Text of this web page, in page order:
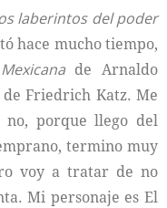
laberintos del poder
hace mucho tiempo,
de Arnaldo
Friedrich Katz. Me
no, porque llego del
termino muy
voy a tratar de no
Mi personaje es El